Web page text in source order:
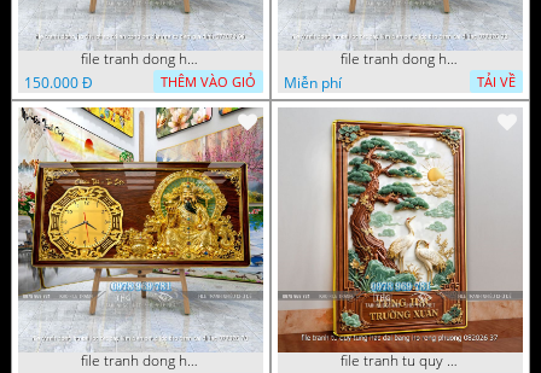
file tranh dong ho thu phap tri an cong on cha me to tien gia dinh 072026 09
150.000 Đ
THÊM VÀO GIỎ
file tranh dong ho tai loc tet cay kim tien phuc loc tho than tai di lac 072026 93
Miễn phí
TẢI VỀ
file tranh dong ho tai loc tet cay kim tien phuc loc tho than tai di lac 072026 70
file tranh tu quy tung hac dai bang ho rong phuong 082026 37